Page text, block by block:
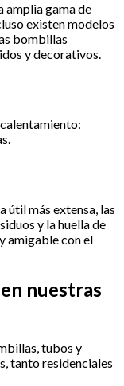
amplia gama de
existen modelos
bombillas
y decorativos.
útil más extensa, las
y la huella de
amigable con el
nuestras
tubos y
tanto residenciales